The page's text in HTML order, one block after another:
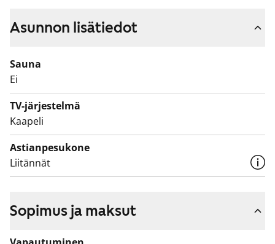
laskupintaa. Astianpesukoneellesi on tilaa. Keittiöön
Ikkunallinen kylpyhuone on käytännöllinen ja palvelee
arjen tarpeita. Pyykinpesukoneellesi on paikka.
Talossa on laaja pihapiiri ja pihan leikkipaikka
ilahduttaa erityisesti lapsiperheitä. Voisiko tässä olla
seuraava kotisi? Tervetuloa tutustumaan!
Asunnon lisätiedot
Sauna
Ei
TV-järjestelmä
Kaapeli
Astianpesukone
Liitännät
Sopimus ja maksut